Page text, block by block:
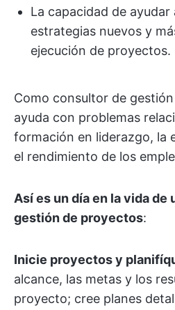
La capacidad de
estrategias nuevos y
ejecución de proyectos.
Como consultor de
ayuda con problemas
formación en liderazgo, la
el rendimiento de los
Así es un día en la vida de
gestión de proyectos:
Inicie proyectos y
alcance, las metas y los
proyecto; cree planes